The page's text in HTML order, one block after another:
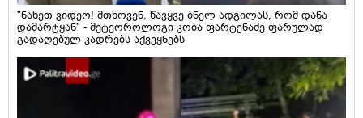
"ნახეთ ვიდეო! მთხოვენ, წავყვე ბნელ ადგილას, რომ დანა
დამარტყან" - მეტეოროლოგი კობა ფარტენაძე ფარულად
გადაღებულ კადრებს აქვეყნებს